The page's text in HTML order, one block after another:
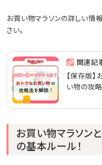
お買い物マラソンの詳しい情
さい。
関連記
【保存版
い物の攻
お買い物マラソン
の基本ルール！